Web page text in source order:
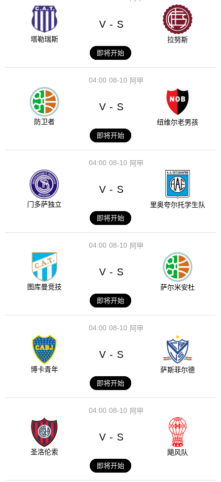
塔勒瑞斯
V - S
拉努斯
即将开始
08-10
04:00 阿甲
防卫者
V - S
纽维尔老男孩
即将开始
08-10
04:00 阿甲
门多萨独立
V - S
里奥夸尔托学生队
即将开始
08-10
04:00 阿甲
图库曼竞技
V - S
萨尔米安杜
即将开始
08-10
04:00 阿甲
博卡青年
V - S
萨斯菲尔德
即将开始
08-10
04:00 阿甲
圣洛伦索
V - S
飓风队
即将开始